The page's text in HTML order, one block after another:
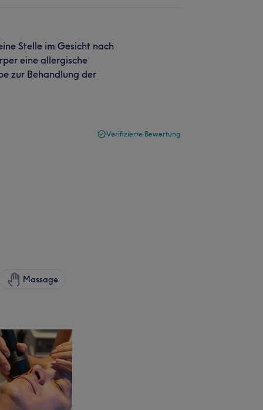
Stelle im Gesicht nach
eine allergische
zur Behandlung der
Verifizierte Bewertung
Massage